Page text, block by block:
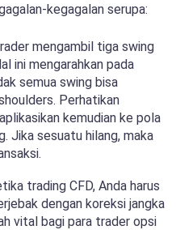
kegagalan serupa:
mengambil tiga swing
ini mengarahkan pada
semua swing bisa
Perhatikan
kemudian ke pola
Jika sesuatu hilang, maka
trading CFD, Anda harus
dengan koreksi jangka
vital bagi para trader opsi